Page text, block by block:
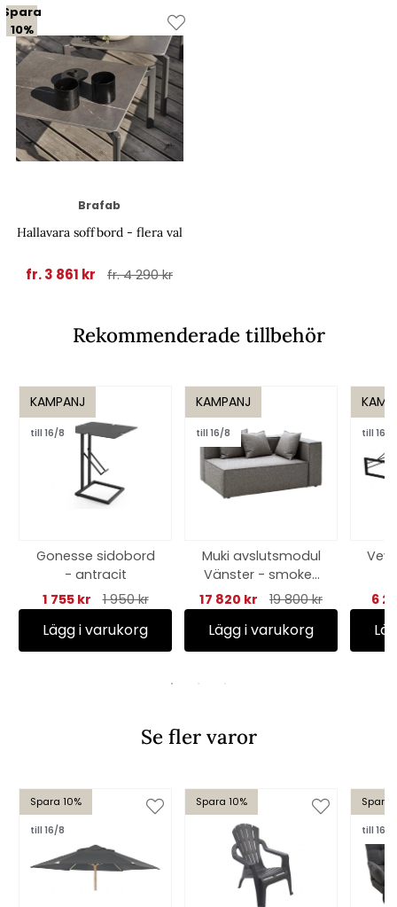
Spara
10%
Brafab
Hallavara soffbord - flera val
fr. 3 861 kr fr. 4 290 kr
Rekommenderade tillbehör
KAMPANJ
till 16/8
Gonesse sidobord
- antracit
1 755 kr
1 950 kr
Lägg i varukorg
KAMPANJ
till 16/8
Muki avslutsmodul
Vänster - smokey
grey
17 820 kr 19 800 kr
Lägg i varukorg
till 16/8
6
Se fler varor
Spara 10%
till 16/8
Spara 10% Spara
till 16/8